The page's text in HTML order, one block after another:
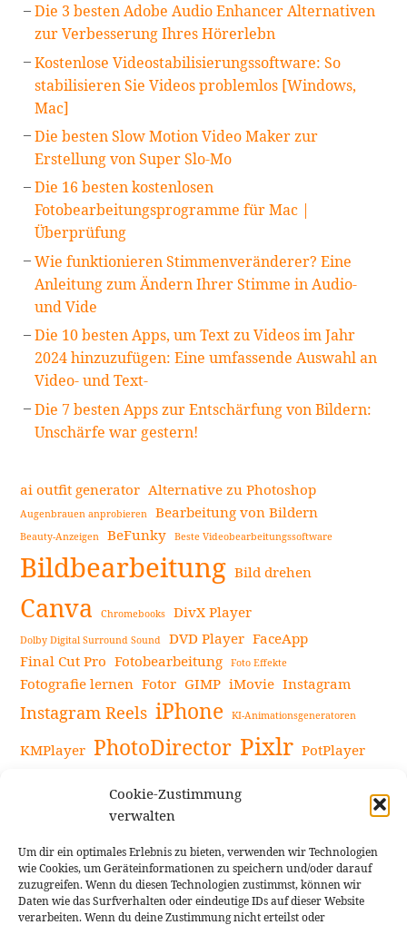
Cookie-Zustimmung
verwalten
Um dir ein optimales Erlebnis zu bieten, verwenden wir Technologien
wie Cookies, um Geräteinformationen zu speichern und/oder darauf
zuzugreifen. Wenn du diesen Technologien zustimmst, können wir
Daten wie das Surfverhalten oder eindeutige IDs auf dieser Website
verarbeiten. Wenn du deine Zustimmung nicht erteilst oder
Die 3 besten Adobe Audio Enhancer Alternativen
zur Verbesserung Ihres Hörerlebn
Kostenlose Videostabilisierungssoftware: So
stabilisieren Sie Videos problemlos [Windows,
Mac]
Die besten Slow Motion Video Maker zur
Erstellung von Super Slo-Mo
Die 16 besten kostenlosen
Fotobearbeitungsprogramme für Mac |
Überprüfung
Wie funktionieren Stimmenveränderer? Eine
Anleitung zum Ändern Ihrer Stimme in Audio-
und Vide
Die 10 besten Apps, um Text zu Videos im Jahr
2024 hinzuzufügen: Eine umfassende Auswahl an
Video- und Text-
Die 7 besten Apps zur Entschärfung von Bildern:
Unschärfe war gestern!
ai outfit generator Alternative zu Photoshop
Augenbrauen anprobieren Bearbeitung von Bildern
Beauty-Anzeigen BeFunky Beste Videobearbeitungssoftware
Bildbearbeitung Bild drehen
Canva Chromebooks DivX Player
Dolby Digital Surround Sound DVD Player FaceApp
Final Cut Pro Fotobearbeitung Foto Effekte
Fotografie lernen Fotor GIMP iMovie Instagram
Instagram Reels iPhone KI-Animationsgeneratoren
KMPlayer PhotoDirector Pixlr PotPlayer
Snapseed
Videoaufnahmen Tipps Videobearbeitung
Videoeffekte Vlogit YouTube-Kanal YouTube-Videos